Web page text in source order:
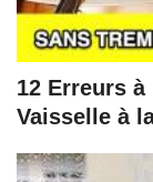
12 Erreurs
Vaisselle à